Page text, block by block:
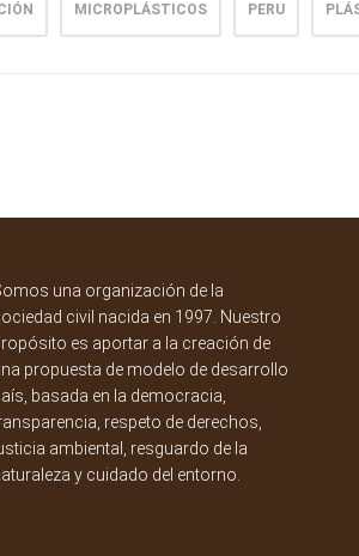
MICROPLÁSTICOS PERU
una organización de la
civil nacida en 1997. Nuestro
es aportar a la creación de
propuesta de modelo de desarrollo
basada en la democracia,
respeto de derechos,
ambiental, resguardo de la
y cuidado del entorno.